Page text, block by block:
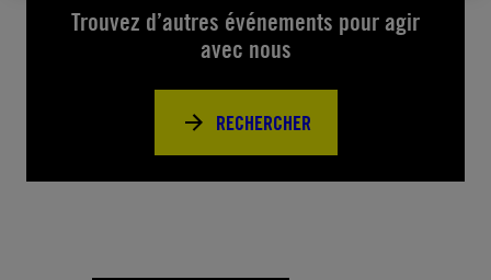
Trouvez d’autres événements pour agir
avec nous
RECHERCHER